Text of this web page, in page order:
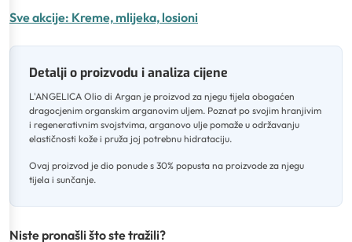
Sve akcije: Kreme, mlijeka, losioni
Detalji o proizvodu i analiza cijene
L'ANGELICA Olio di Argan je proizvod za njegu tijela obogaćen
dragocjenim organskim arganovim uljem. Poznat po svojim hranjivim
i regenerativnim svojstvima, arganovo ulje pomaže u održavanju
elastičnosti kože i pruža joj potrebnu hidrataciju.
Ovaj proizvod je dio ponude s 30% popusta na proizvode za njegu
tijela i sunčanje.
Niste pronašli što ste tražili?